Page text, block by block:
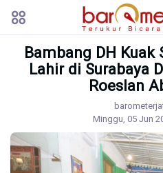
Bambang DH Kuak
Lahir di Surabaya
Roeslan
Minggu, 05 Jun